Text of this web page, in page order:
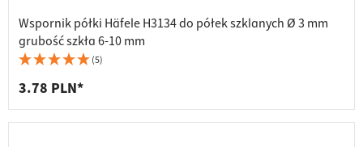
Wspornik półki Häfele H3134 do półek szklanych Ø 3 mm
grubość szkła 6-10 mm
(5)
3.78 PLN*